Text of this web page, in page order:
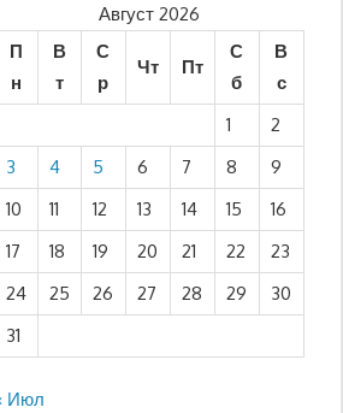
Август 2026
П
н
В
т
С
р
Чт Пт
С
б
В
с
1
2
3
4 5 6 7 8
9
10
11 12 13 14 15
16
17
18 19 20 21 22
23
24
25 26 27 28 29
30
31
Июл